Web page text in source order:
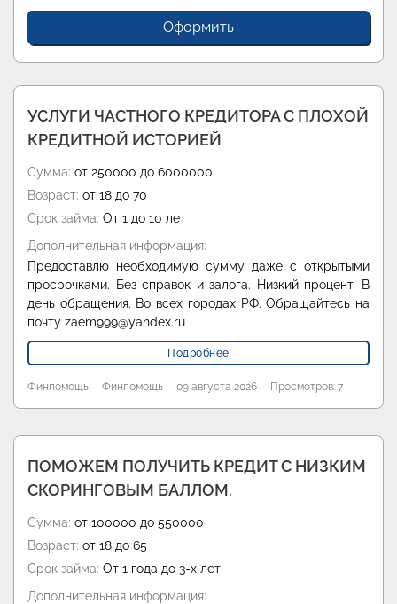
Оформить
УСЛУГИ ЧАСТНОГО КРЕДИТОРА С ПЛОХОЙ
КРЕДИТНОЙ ИСТОРИЕЙ
Сумма: от 250000 до 6000000
Возраст: от 18 до 70
Срок займа: От 1 до 10 лет
Дополнительная информация:
Предоставлю необходимую сумму даже с открытыми
просрочками. Без справок и залога. Низкий процент. В
день обращения. Во всех городах РФ. Обращайтесь на
почту zaem999@yandex.ru
Подробнее
Финпомощь Финпомощь 09 августа 2026 Просмотров: 7
ПОМОЖЕМ ПОЛУЧИТЬ КРЕДИТ С НИЗКИМ
СКОРИНГОВЫМ БАЛЛОМ.
Сумма: от 100000 до 550000
Возраст: от 18 до 65
Срок займа: От 1 года до 3-х лет
Дополнительная информация: